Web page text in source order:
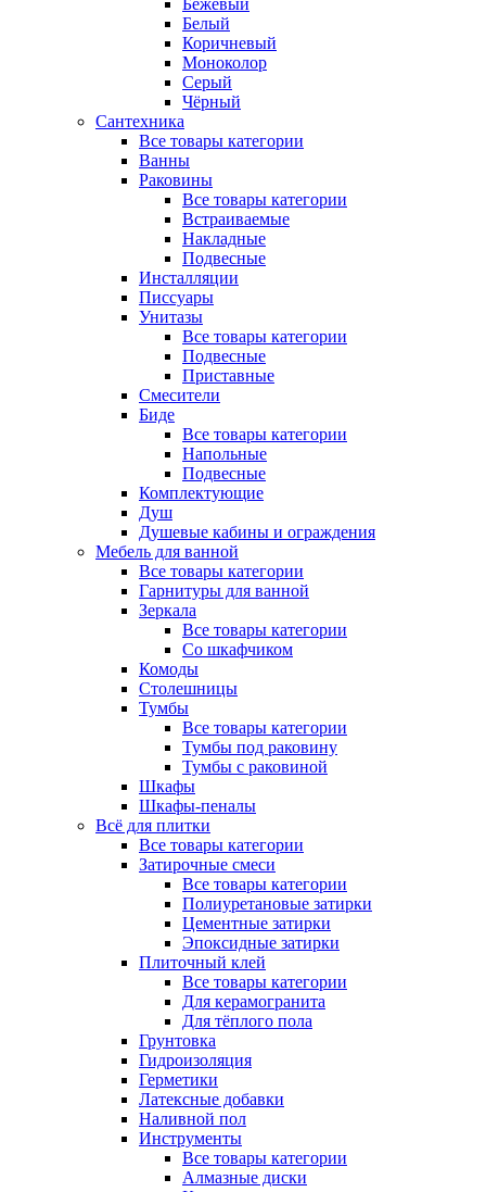
Бежевый
Белый
Коричневый
Моноколор
Серый
Чёрный
Сантехника
Все товары категории
Ванны
Раковины
Все товары категории
Встраиваемые
Накладные
Подвесные
Инсталляции
Писсуары
Унитазы
Все товары категории
Подвесные
Приставные
Смесители
Биде
Все товары категории
Напольные
Подвесные
Комплектующие
Душ
Душевые кабины и ограждения
Мебель для ванной
Все товары категории
Гарнитуры для ванной
Зеркала
Все товары категории
Со шкафчиком
Комоды
Столешницы
Тумбы
Все товары категории
Тумбы под раковину
Тумбы с раковиной
Шкафы
Шкафы-пеналы
Всё для плитки
Все товары категории
Затирочные смеси
Все товары категории
Полиуретановые затирки
Цементные затирки
Эпоксидные затирки
Плиточный клей
Все товары категории
Для керамогранита
Для тёплого пола
Грунтовка
Гидроизоляция
Герметики
Латексные добавки
Наливной пол
Инструменты
Все товары категории
Алмазные диски